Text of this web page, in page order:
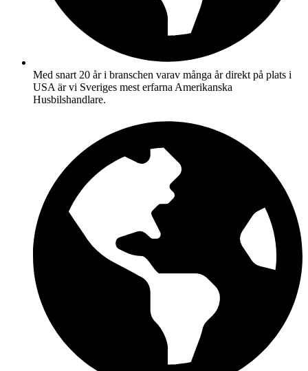
Med snart 20 år i branschen varav många år direkt på plats i
USA är vi Sveriges mest erfarna Amerikanska
Husbilshandlare.